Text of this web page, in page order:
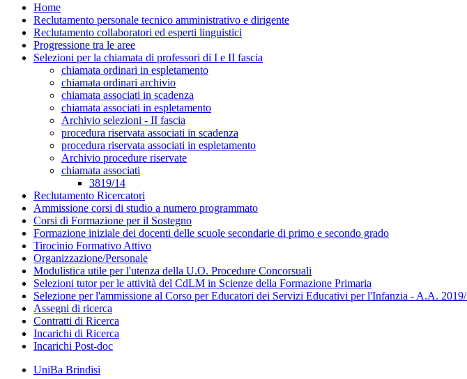
Home
Reclutamento personale tecnico amministrativo e dirigente
Reclutamento collaboratori ed esperti linguistici
Progressione tra le aree
Selezioni per la chiamata di professori di I e II fascia
chiamata ordinari in espletamento
chiamata ordinari archivio
chiamata associati in scadenza
chiamata associati in espletamento
Archivio selezioni - II fascia
procedura riservata associati in scadenza
procedura riservata associati in espletamento
Archivio procedure riservate
chiamata associati
3819/14
Reclutamento Ricercatori
Ammissione corsi di studio a numero programmato
Corsi di Formazione per il Sostegno
Formazione iniziale dei docenti delle scuole secondarie di primo e secondo grado
Tirocinio Formativo Attivo
Organizzazione/Personale
Modulistica utile per l'utenza della U.O. Procedure Concorsuali
Selezioni tutor per le attività del CdLM in Scienze della Formazione Primaria
Selezione per l'ammissione al Corso per Educatori dei Servizi Educativi per l'Infanzia - A.A.
Assegni di ricerca
Contratti di Ricerca
Incarichi di Ricerca
Incarichi Post-doc
UniBa Brindisi